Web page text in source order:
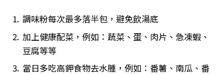
調味粉每次最多落半包，避免飲湯底
加上健康配菜，例如：蔬菜、蛋、肉片、急凍蝦、
豆腐等等
當日多吃高鉀食物去水腫，例如：番薯、南瓜、番